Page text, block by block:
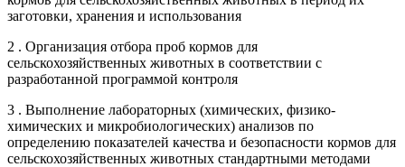
заготовки, хранения и использования
2 . Организация отбора проб кормов для
сельскохозяйственных животных в соответствии с
разработанной программой контроля
3 . Выполнение лабораторных (химических, физико-
химических и микробиологических) анализов по
определению показателей качества и безопасности кормов для
сельскохозяйственных животных стандартными методами